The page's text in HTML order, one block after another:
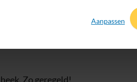
Aanpassen
de
voor een andere
past.
Zo geregeld!